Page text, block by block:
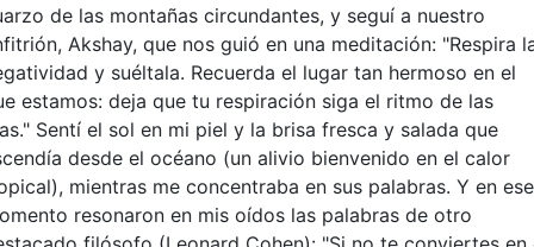
de las montañas circundantes, y seguí a nuestro
Akshay, que nos guió en una meditación: "Respira
y suéltala. Recuerda el lugar tan hermoso en el
estamos: deja que tu respiración siga el ritmo de las
Sentí el sol en mi piel y la brisa fresca y salada que
desde el océano (un alivio bienvenido en el calor
mientras me concentraba en sus palabras. Y en ese
resonaron en mis oídos las palabras de otro